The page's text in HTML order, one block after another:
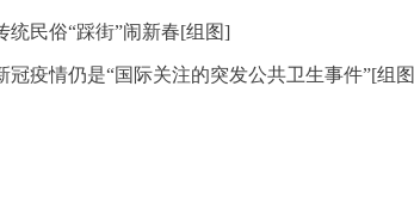
统民俗“踩街”闹新春[组图]
冠疫情仍是“国际关注的突发公共卫生事件”[组